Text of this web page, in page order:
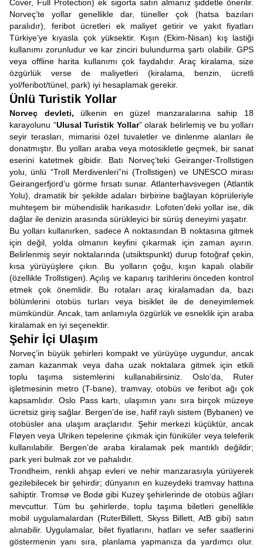
Cover, Full Protection) ek sigorta satın almanız şiddetle önerilir.
Norveç’te yollar genellikle dar, tüneller çok (hatsa bazıları
paralıdır), feribot ücretleri ek maliyet getirir ve yakıt fiyatları
Türkiye’ye kıyasla çok yüksektir. Kışın (Ekim-Nisan) kış lastiği
kullanımı zorunludur ve kar zinciri bulundurma şartı olabilir. GPS
veya offline harita kullanımı çok faydalıdır. Araç kiralama, size
özgürlük verse de maliyetleri (kiralama, benzin, ücretli
yol/feribot/tünel, park) iyi hesaplamak gerekir.
Ünlü Turistik Yollar
Norveç devleti, ülkenin en güzel manzaralarına sahip 18
karayolunu “Ulusal Turistik Yollar” olarak belirlemiş ve bu yolları
seyir terasları, mimarisi özel tuvaletler ve dinlenme alanları ile
donatmıştır. Bu yolları araba veya motosikletle geçmek, bir sanat
eserini katetmek gibidir. Batı Norveç’teki Geiranger-Trollstigen
yolu, ünlü “Troll Merdivenleri”ni (Trollstigen) ve UNESCO mirası
Geirangerfjord’u görme fırsatı sunar. Atlanterhavsvegen (Atlantik
Yolu), dramatik bir şekilde adaları birbirine bağlayan köprüleriyle
muhteşem bir mühendislik harikasıdır. Lofoten’deki yollar ise, dik
dağlar ile denizin arasında sürükleyici bir sürüş deneyimi yaşatır.
Bu yolları kullanırken, sadece A noktasından B noktasına gitmek
için değil, yolda olmanın keyfini çıkarmak için zaman ayırın.
Belirlenmiş seyir noktalarında (utsiktspunkt) durup fotoğraf çekin,
kısa yürüyüşlere çıkın. Bu yolların çoğu, kışın kapalı olabilir
(özellikle Trollstigen). Açılış ve kapanış tarihlerini önceden kontrol
etmek çok önemlidir. Bu rotaları araç kiralamadan da, bazı
bölümlerini otobüs turları veya bisiklet ile de deneyimlemek
mümkündür. Ancak, tam anlamıyla özgürlük ve esneklik için araba
kiralamak en iyi seçenektir.
Şehir İçi Ulaşım
Norveç’in büyük şehirleri kompakt ve yürüyüşe uygundur, ancak
zaman kazanmak veya daha uzak noktalara gitmek için etkili
toplu taşıma sistemlerini kullanabilirsiniz. Oslo’da, Ruter
işletmesinin metro (T-bane), tramvay, otobüs ve feribot ağı çok
kapsamlıdır. Oslo Pass kartı, ulaşımın yanı sıra birçok müzeye
ücretsiz giriş sağlar. Bergen’de ise, hafif raylı sistem (Bybanen) ve
otobüsler ana ulaşım araçlarıdır. Şehir merkezi küçüktür, ancak
Fløyen veya Ulriken tepelerine çıkmak için füniküler veya teleferik
kullanılabilir. Bergen’de araba kiralamak pek mantıklı değildir;
park yeri bulmak zor ve pahalıdır.
Trondheim, renkli ahşap evleri ve nehir manzarasıyla yürüyerek
gezilebilecek bir şehirdir; dünyanın en kuzeydeki tramvay hattına
sahiptir. Tromsø ve Bodø gibi Kuzey şehirlerinde de otobüs ağları
mevcuttur. Tüm bu şehirlerde, toplu taşıma biletleri genellikle
mobil uygulamalardan (RuterBillett, Skyss Billett, AtB gibi) satın
alınabilir. Uygulamalar, bilet fiyatlarını, hatları ve sefer saatlerini
göstermenin yanı sıra, planlama yapmanıza da yardımcı olur.